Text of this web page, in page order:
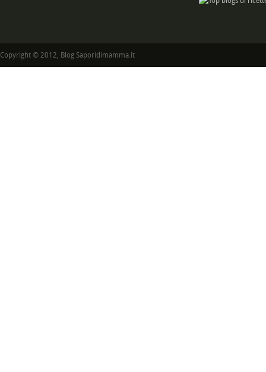
Copyright © 2012, Blog Saporidimamma.it